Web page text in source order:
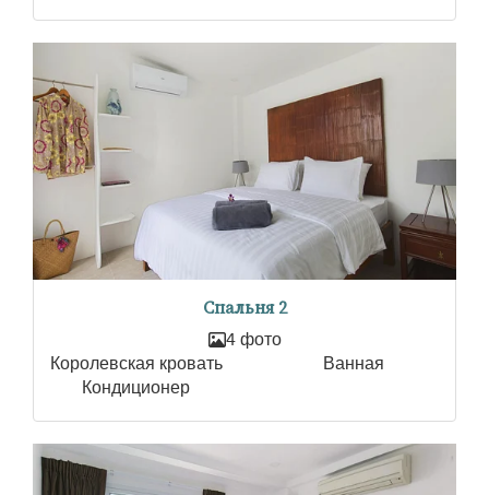
Спальня 2
4 фото
Королевская кровать
Ванная
Кондиционер